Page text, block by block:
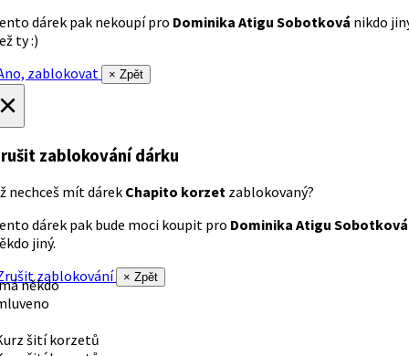
dárek pak nekoupí pro Dominika Atigu Sobotková nikdo
ty :)
zablokovat
× Zpět
zablokování dárku
nechceš mít dárek Chapito korzet zablokovaný?
dárek pak bude moci koupit pro Dominika Atigu Sobotková
jiný.
zablokování
× Zpět
někdo